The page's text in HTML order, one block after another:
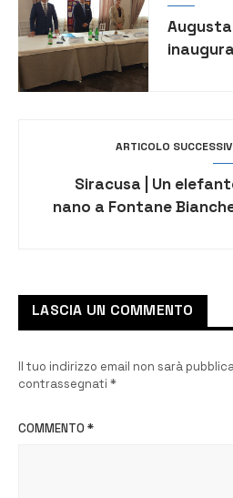
Augusta
ARTICOLO
Siracusa | Un
nano a Fontane
LASCIA UN COMMENTO
Il tuo indirizzo email non sarà
contrassegnati *
COMMENTO *